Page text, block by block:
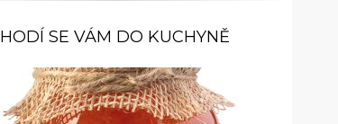
HODÍ SE VÁM DO KUCHYNĚ